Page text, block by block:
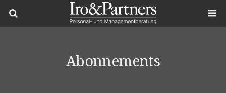
Abonnements